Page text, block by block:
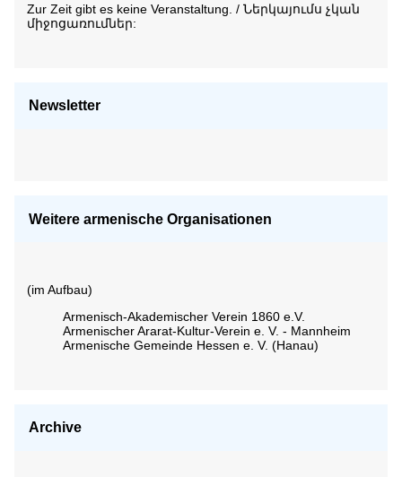
Zur Zeit gibt es keine Veranstaltung. / Ներկայումս չկան
միջոցառումներ:
Newsletter
Weitere armenische Organisationen
(im Aufbau)
Armenisch-Akademischer Verein 1860 e.V.
Armenischer Ararat-Kultur-Verein e. V. - Mannheim
Armenische Gemeinde Hessen e. V. (Hanau)
Archive